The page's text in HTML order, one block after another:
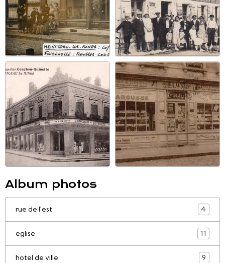
Album photos
rue de l'est 4
eglise 11
hotel de ville 9